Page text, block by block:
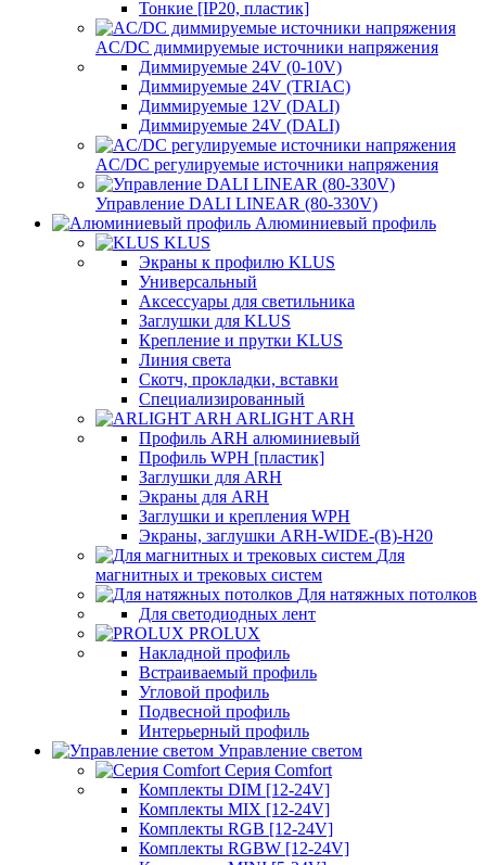
Тонкие [IP20, пластик]
AC/DC диммируемые источники напряжения
Диммируемые 24V (0-10V)
Диммируемые 24V (TRIAC)
Диммируемые 12V (DALI)
Диммируемые 24V (DALI)
AC/DC регулируемые источники напряжения
Управление DALI LINEAR (80-330V)
Алюминиевый профиль
KLUS
Экраны к профилю KLUS
Универсальный
Аксессуары для светильника
Заглушки для KLUS
Крепление и прутки KLUS
Линия света
Скотч, прокладки, вставки
Специализированный
ARLIGHT ARH
Профиль ARH алюминиевый
Профиль WPH [пластик]
Заглушки для ARH
Экраны для ARH
Заглушки и крепления WPH
Экраны, заглушки ARH-WIDE-(B)-H20
Для
магнитных и трековых систем
Для натяжных потолков
Для светодиодных лент
PROLUX
Накладной профиль
Встраиваемый профиль
Угловой профиль
Подвесной профиль
Интерьерный профиль
Управление светом
Серия Comfort
Комплекты DIM [12-24V]
Комплекты MIX [12-24V]
Комплекты RGB [12-24V]
Комплекты RGBW [12-24V]